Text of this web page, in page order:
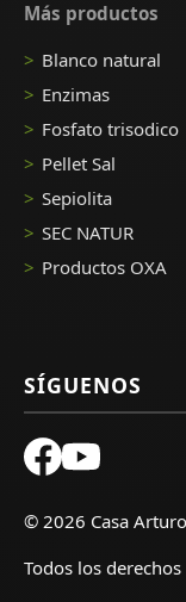
Más productos
Blanco natural
Enzimas
Fosfato trisodico
Pellet Sal
Sepiolita
SEC NATUR
Productos OXA
SÍGUENOS
© 2026 Casa
Todos los